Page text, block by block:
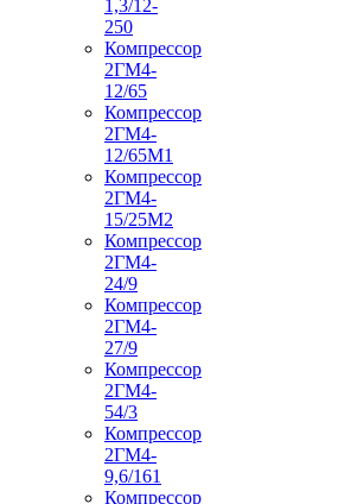
1,3/12-
250
Компрессор
2ГМ4-
12/65
Компрессор
2ГМ4-
12/65М1
Компрессор
2ГМ4-
15/25М2
Компрессор
2ГМ4-
24/9
Компрессор
2ГМ4-
27/9
Компрессор
2ГМ4-
54/3
Компрессор
2ГМ4-
9,6/161
Компрессор